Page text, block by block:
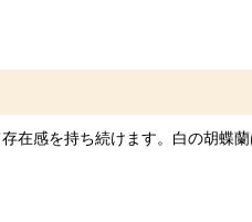
在感を持ち続けます。白の胡蝶